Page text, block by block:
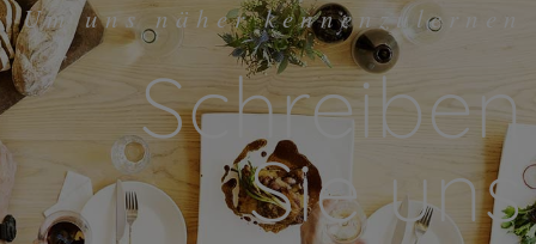
Um uns näher kennenzulernen
Schreiben
Sie uns